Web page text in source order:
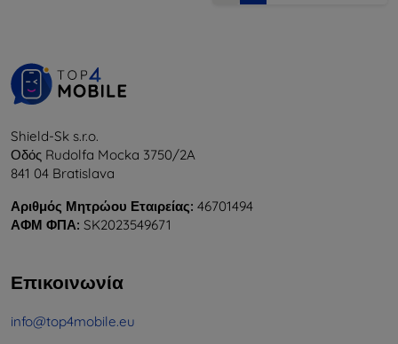
Shield-Sk s.r.o.
Οδός Rudolfa Mocka 3750/2A
841 04 Bratislava
Αριθμός Μητρώου Εταιρείας: 46701494
ΑΦΜ ΦΠΑ: SK2023549671
Επικοινωνία
info@top4mobile.eu